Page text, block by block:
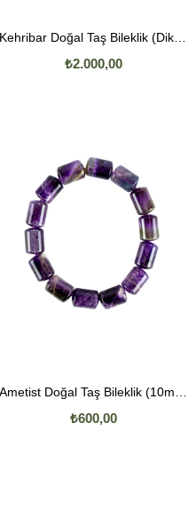
Kehribar Doğal Taş Bileklik (Dikdörtgen Kesim)
₺2.000,00
Ametist Doğal Taş Bileklik (10mm Boru Kesim)
₺600,00